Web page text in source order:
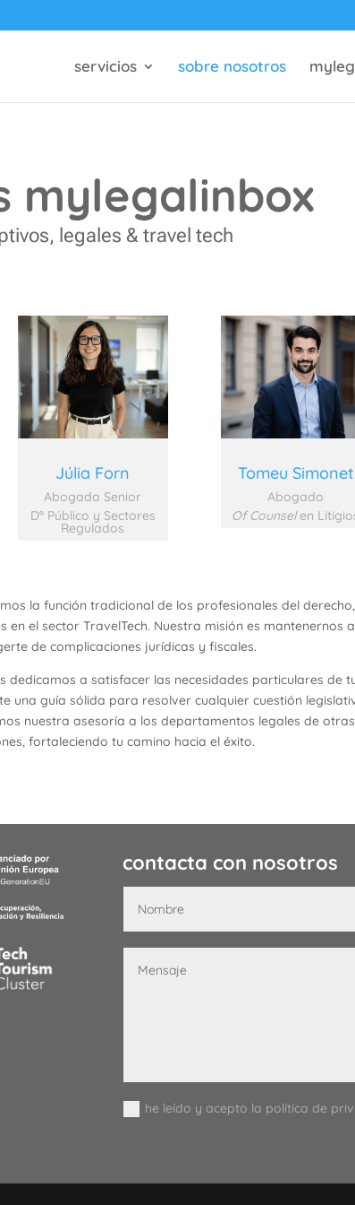
servicios sobre nosotros
mylegalinbox
legales & travel tech
Júlia Forn
Abogada Senior
Dº Público y Sectores
Regulados
Tomeu Simonet
Abogado
Of Counselen
la función tradicional de los profesionales del derecho,
en el sector TravelTech. Nuestra misión es mantenernos
de complicaciones jurídicas y fiscales.
dedicamos a satisfacer las necesidades particulares de
una guía sólida para resolver cualquier cuestión
nuestra asesoría a los departamentos legales de otras
fortaleciendo tu camino hacia el éxito.
contacta con nosotros
he leído y acepto la política de